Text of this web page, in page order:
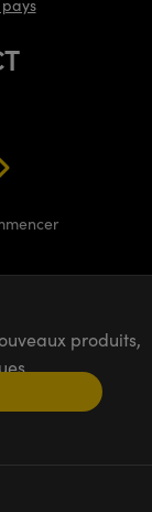
produits,